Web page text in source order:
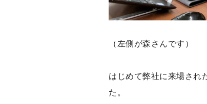
（左側が森さんです）
はじめて弊社に来場され
た。